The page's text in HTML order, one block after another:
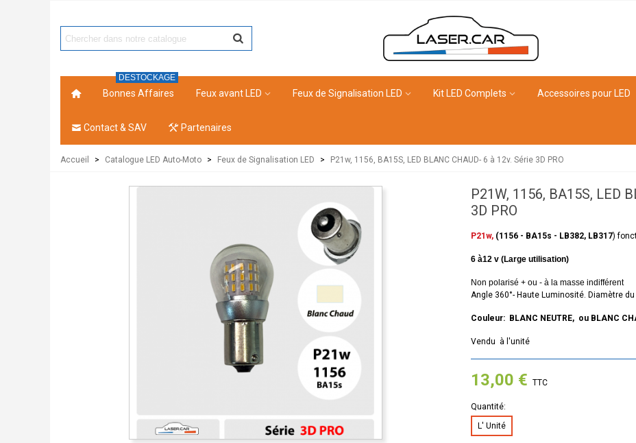
Bonnes Affaires
DESTOCKAGE
Feux avant LED Feux de Signalisation LED Kit LED Complets Accessoires pour LED
Contact & SAV Partenaires
Accueil > Catalogue LED Auto-Moto > Feux de Signalisation LED > P21w, 1156, BA15S, LED BLANC CHAUD- 6 à 12v. Série 3D PRO
P21W, 1156, BA15S, LED
3D PRO
P21w, (1156 - BA15s - LB382, LB317)
6 à12 v (Large utilisation)
Non polarisé + ou - à la masse indifférent
Angle 360°- Haute Luminosité. Diamètre
Couleur: BLANC NEUTRE, ou BLANC
Vendu à l'unité
13,00 € TTC
Quantité:
L' Unité